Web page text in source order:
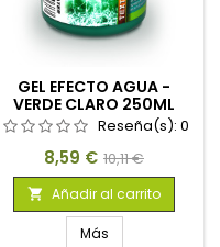
GEL EFECTO AGUA -
VERDE CLARO 250ML
Reseña(s): 0
Precio
8,59 € Precio
base
10,11 €
 Añadir al carrito
Más